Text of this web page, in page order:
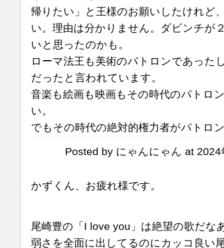
帰りたい」と王様のお願いしたけれど
い。理由は分かりません。ダビンチが
いと思ったのかも。
ローマ法王も美術のパトロンであった
だったと言われています。
音楽も絵画も映画もその時代のパトロ
い。
でもその時代の絶対的権力者がパトロ
Posted by にゃんにゃん at
かずくん、お疲れ様です。
尾崎豊の「I love you」は絶望の歌だ
弱さを全面に出してるのにカッコ良い